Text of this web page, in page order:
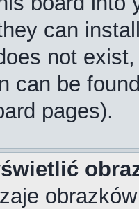
can
not
can be
pages).